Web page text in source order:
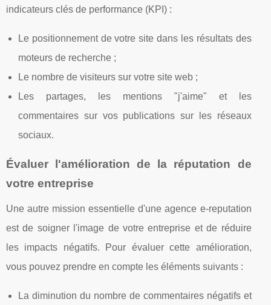
indicateurs clés de performance (KPI) :
Le positionnement de votre site dans les résultats des
moteurs de recherche ;
Le nombre de visiteurs sur votre site web ;
Les partages, les mentions "j'aime" et les
commentaires sur vos publications sur les réseaux
sociaux.
Évaluer l'amélioration de la réputation de
votre entreprise
Une autre mission essentielle d'une agence e-reputation
est de soigner l'image de votre entreprise et de réduire
les impacts négatifs. Pour évaluer cette amélioration,
vous pouvez prendre en compte les éléments suivants :
La diminution du nombre de commentaires négatifs et